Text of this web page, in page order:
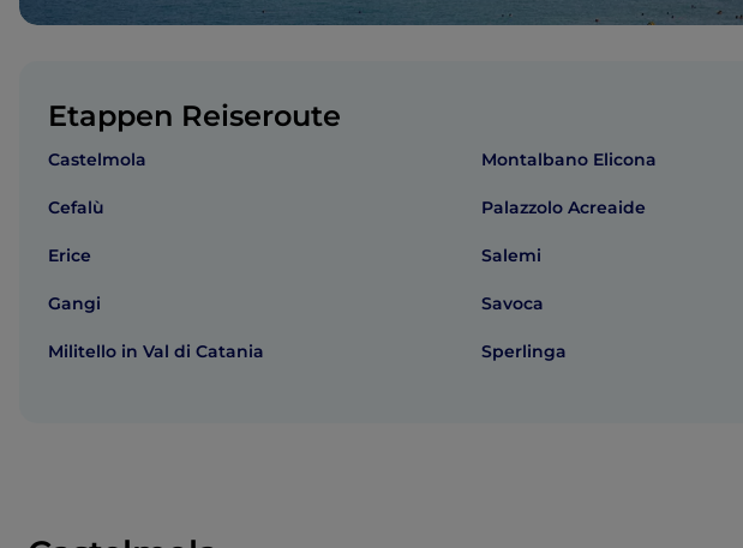
Etappen Reiseroute
Castelmola
Cefalù
Erice
Gangi
Militello in Val di Catania
Montalbano Elicona
Palazzolo Acreaide
Salemi
Savoca
Sperlinga